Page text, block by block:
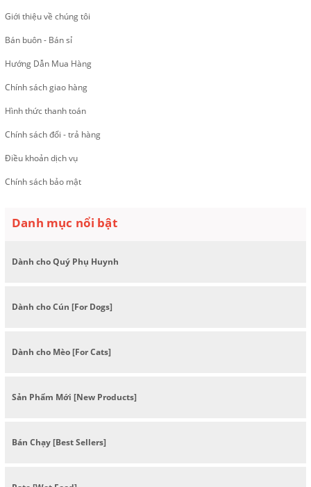
Giới thiệu về chúng tôi
Bán buôn - Bán sỉ
Hướng Dẫn Mua Hàng
Chính sách giao hàng
Hình thức thanh toán
Chính sách đổi - trả hàng
Điều khoản dịch vụ
Chính sách bảo mật
Danh mục nổi bật
Dành cho Quý Phụ Huynh
Dành cho Cún [For Dogs]
Dành cho Mèo [For Cats]
Sản Phẩm Mới [New Products]
Bán Chạy [Best Sellers]